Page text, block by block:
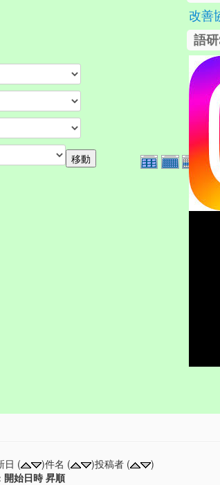
日 ( )件名 ( )投稿者 (
)
始日時 昇順
改善
語